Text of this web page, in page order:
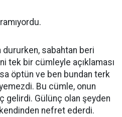
dururken, sabahtan beri
tek bir cümleyle açıklaması
öptün ve ben bundan terk
Bu cümle, onun
gelirdi. Gülünç olan şeyden
kendinden nefret ederdi.